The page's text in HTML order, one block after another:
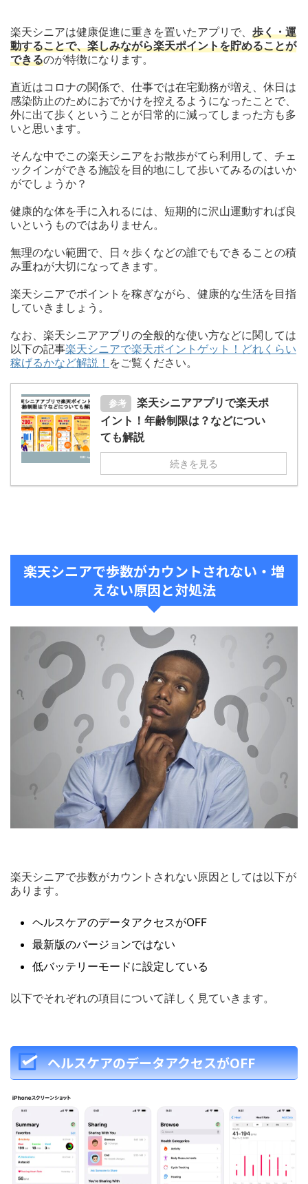
楽天シニアは健康促進に重きを置いたアプリで、 歩く・運
動することで、楽しみながら楽天ポイントを貯めることが
できるのが特徴になります。
直近はコロナの関係で、仕事では在宅勤務が増え、休日は
感染防止のためにおでかけを控えるようになったことで、
外に出て歩くということが日常的に減ってしまった方も多
いと思います。
そんな中でこの楽天シニアをお散歩がてら利用して、チェ
ックインができる施設を目的地にして歩いてみるのはいか
がでしょうか？
健康的な体を手に入れるには、短期的に沢山運動すれば良
いというものではありません。
無理のない範囲で、日々歩くなどの誰でもできることの積
み重ねが大切になってきます。
楽天シニアでポイントを稼ぎながら、健康的な生活を目指
していきましょう。
なお、楽天シニアアプリの全般的な使い方などに関しては
以下の記事楽天シニアで楽天ポイントゲット！どれくらい
稼げるかなど解説！ をご覧ください。
参考
楽天シニアアプリで楽天ポ
イント！年齢制限は？などについ
ても解説
続きを見る
楽天シニアで歩数がカウントされない・増
えない原因と対処法
楽天シニアで歩数がカウントされない原因としては以下が
あります。
ヘルスケアのデータアクセスがOFF
最新版のバージョンではない
低バッテリーモードに設定している
以下でそれぞれの項目について詳しく見ていきます。
ヘルスケアのデータアクセスがOFF